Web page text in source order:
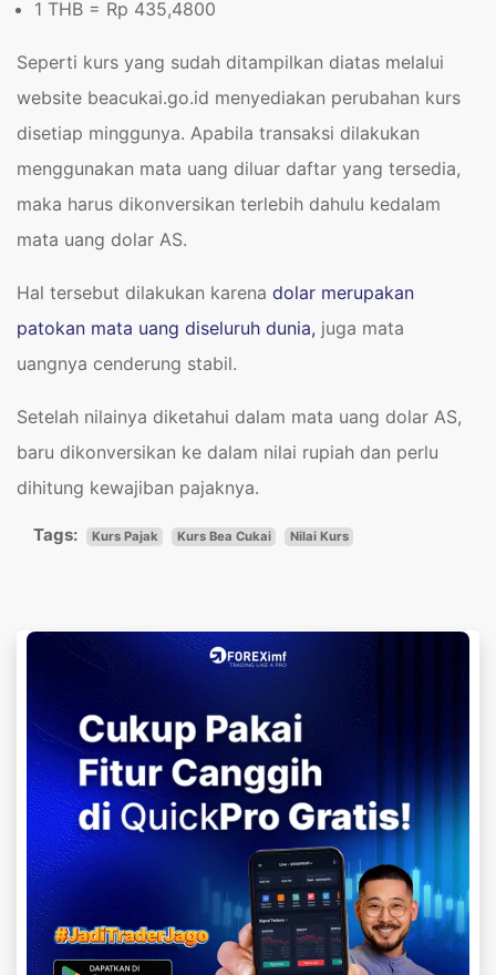
1 THB = Rp 435,4800
Seperti kurs yang sudah ditampilkan diatas melalui
website beacukai.go.id menyediakan perubahan kurs
disetiap minggunya. Apabila transaksi dilakukan
menggunakan mata uang diluar daftar yang tersedia,
maka harus dikonversikan terlebih dahulu kedalam
mata uang dolar AS.
Hal tersebut dilakukan karena dolar merupakan
patokan mata uang diseluruh dunia, juga mata
uangnya cenderung stabil.
Setelah nilainya diketahui dalam mata uang dolar AS,
baru dikonversikan ke dalam nilai rupiah dan perlu
dihitung kewajiban pajaknya.
Tags: Kurs Pajak Kurs Bea Cukai Nilai Kurs